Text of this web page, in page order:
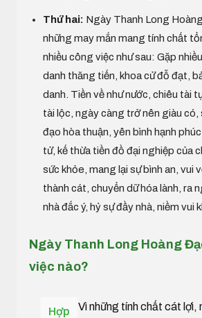
Thứ hai: Ngày Thanh Long
những may mắn mang tính chất
nhiều công việc như sau: Gặp
danh thăng tiến, khoa cử đỗ đạt,
danh. Tiền về như nước, chiêu tài
tài lộc, ngày càng trở nên giàu có,
đạo hòa thuận, yên bình hạnh
tử, kế thừa tiền đồ đại nghiệp của
sức khỏe, mang lại sự bình an, vui
thành cát, chuyển dữ hóa lành, ra
nhà đắc ý, hỷ sự đầy nhà, niềm vui
Ngày Thanh Long Hoàng
việc nào?
Hợp
Vì những tính chất cát lợi,